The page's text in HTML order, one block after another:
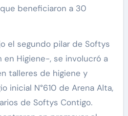
beneficiaron a 30
el segundo pilar de Softys
Higiene-, se involucró a
talleres de higiene y
inicial N°610 de Arena Alta,
de Softys Contigo.